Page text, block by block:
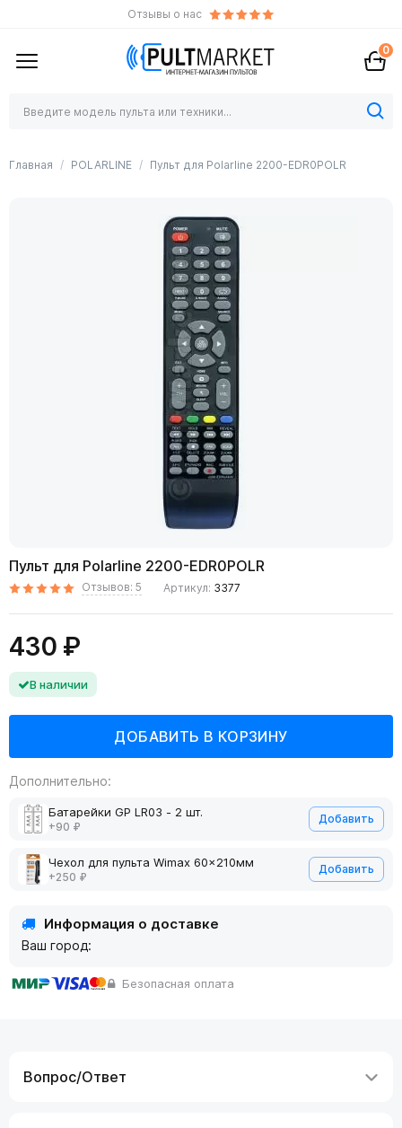
Отзывы о нас
0
Главная POLARLINE Пульт для Polarline 2200-EDR0POLR
Пульт для Polarline 2200-EDR0POLR
Отзывов: 5 Артикул: 3377
430 ₽
В наличии
Дополнительно:
Батарейки GP LR03 - 2 шт.
+90 ₽
Добавить
Чехол для пульта Wimax 60x210мм
+250 ₽
Добавить
Информация о доставке
Ваш город:
Безопасная оплата
Вопрос/Ответ